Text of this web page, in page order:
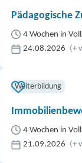
Pädagogische
4 Wochen in
24.08.2026 (+
Weiterbildung
4 Wochen in
21.09.2026 (+